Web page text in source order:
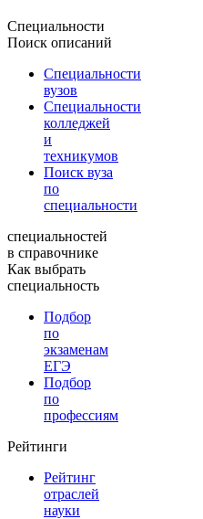
Специальности
Поиск описаний
Специальности
вузов
Специальности
колледжей
и
техникумов
Поиск вуза
по
специальности
специальностей
в справочнике
Как выбрать
специальность
Подбор
по
экзаменам
ЕГЭ
Подбор
по
профессиям
Рейтинги
Рейтинг
отраслей
науки